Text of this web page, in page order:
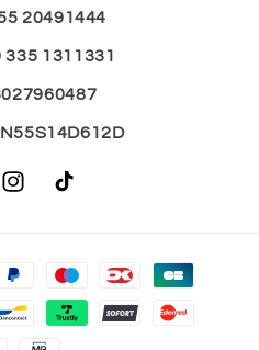
20491444
335 1311331
InstagramTikTok